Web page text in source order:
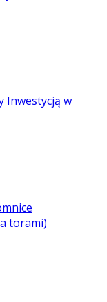
Inwestycją w
torami)